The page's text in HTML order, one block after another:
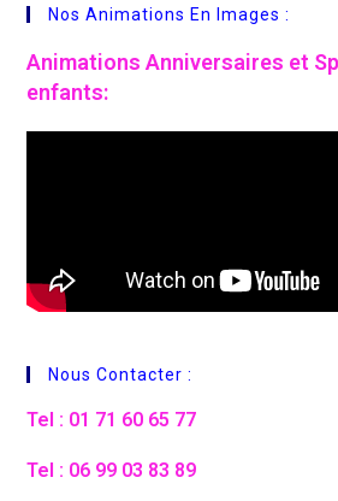
Nos Animations En Images :
Animations Anniversaires et
enfants:
Nous Contacter :
Tel : 01 71 60 65 77
Tel : 06 99 03 83 89